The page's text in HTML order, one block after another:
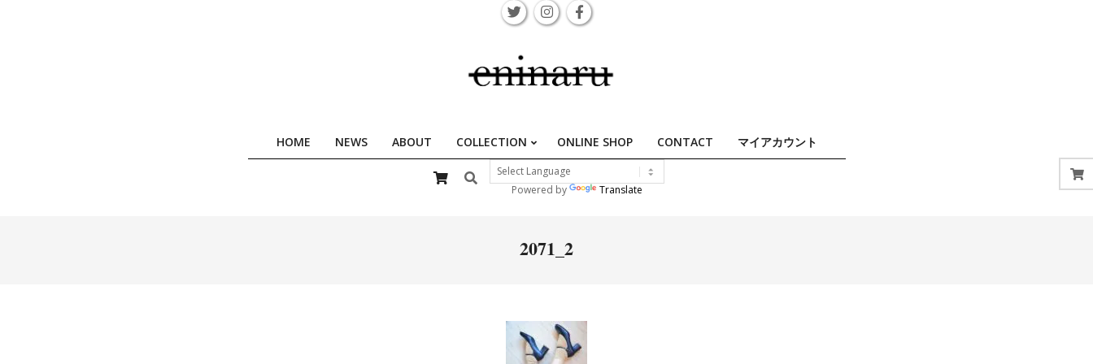
Primary
Navigation
Menu
HOME NEWS ABOUT COLLECTION ONLINE SHOP CONTACT マイアカウント
Search
Powered by
Translate
2071_2